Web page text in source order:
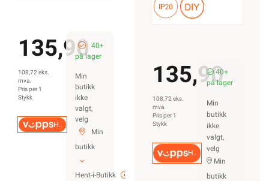
135,90
108,72 eks.
mva.
Pris per 1
Stykk
Hurtigkasse
40+
på lager
Min
butikk
ikke
valgt,
velg
Min
butikk
Hent-i-Butikk
135,90
108,72 eks.
mva.
Pris per 1
Stykk
Hurtigkasse
40+
på lager
Min
butikk
ikke
valgt,
velg
Min
butikk